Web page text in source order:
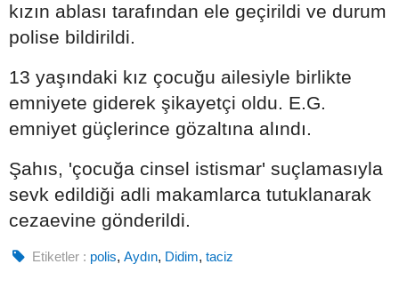
kızın ablası tarafından ele geçirildi ve durum
polise bildirildi.
13 yaşındaki kız çocuğu ailesiyle birlikte
emniyete giderek şikayetçi oldu. E.G.
emniyet güçlerince gözaltına alındı.
Şahıs, 'çocuğa cinsel istismar' suçlamasıyla
sevk edildiği adli makamlarca tutuklanarak
cezaevine gönderildi.
Etiketler : polis,Aydın, Didim,taciz